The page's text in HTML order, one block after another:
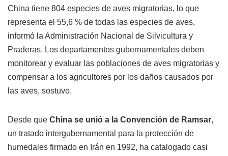
China tiene 804 especies de aves migratorias, lo que
representa el 55,6 % de todas las especies de aves,
informó la Administración Nacional de Silvicultura y
Praderas. Los departamentos gubernamentales deben
monitorear y evaluar las poblaciones de aves migratorias y
compensar a los agricultores por los daños causados por
las aves, sostuvo.
Desde que China se unió a la Convención de Ramsar,
un tratado intergubernamental para la protección de
humedales firmado en Irán en 1992, ha catalogado casi